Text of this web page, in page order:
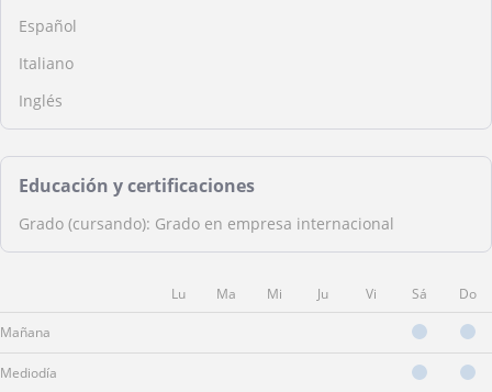
Español
Italiano
Inglés
Educación y certificaciones
Grado (cursando): Grado en empresa internacional
Lu Ma Mi Ju Vi Sá Do
Mañana
Mediodía